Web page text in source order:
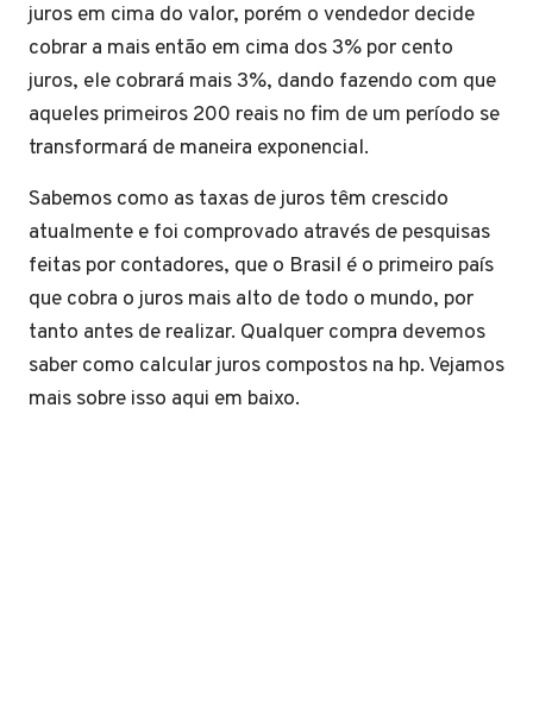
juros em cima do valor, porém o vendedor decide
cobrar a mais então em cima dos 3% por cento
juros, ele cobrará mais 3%, dando fazendo com que
aqueles primeiros 200 reais no fim de um período se
transformará de maneira exponencial.
Sabemos como as taxas de juros têm crescido
atualmente e foi comprovado através de pesquisas
feitas por contadores, que o Brasil é o primeiro país
que cobra o juros mais alto de todo o mundo, por
tanto antes de realizar. Qualquer compra devemos
saber como calcular juros compostos na hp. Vejamos
mais sobre isso aqui em baixo.